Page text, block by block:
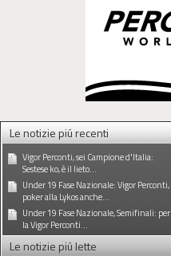
Le notizie piú recenti
Vigor Perconti, sei Campione d'Italia:
Sestese ko, è il lieto...
Under 19 Fase Nazionale: Vigor Perconti,
poker alla Lykos anche...
Under 19 Fase Nazionale, Semifinali: per
la Vigor Perconti...
Le notizie piú lette